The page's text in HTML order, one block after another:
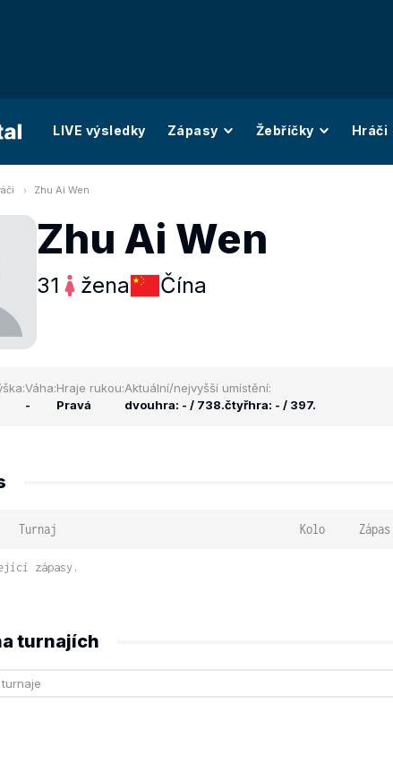
LIVE výsledky Zápasy Žebříčky Hráči
Zhu Ai Wen
Zhu Ai Wen
31 žena Čína
Váha:
-
Hraje rukou:
Pravá
Aktuální/nejvyšší umístění:
dvouhra: - / 738.čtyřhra: - / 397.
Turnaj Kolo Zápas
zápasy.
turnajích